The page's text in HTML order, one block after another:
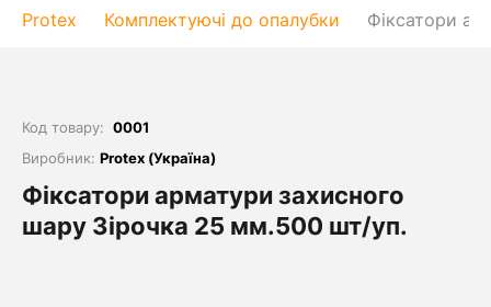
Protex Комплектуючі до опалубки Фіксатори
Код товару: 0001
Виробник: Protex (Україна)
Фіксатори арматури захисного
шару Зірочка 25 мм.500 шт/уп.